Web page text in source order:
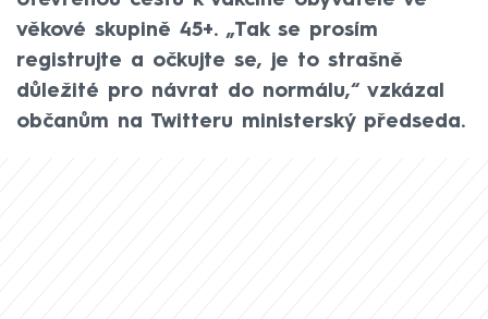
věkové skupině 45+. „Tak se prosím
registrujte a očkujte se, je to strašně
důležité pro návrat do normálu,“ vzkázal
občanům na Twitteru ministerský předseda.